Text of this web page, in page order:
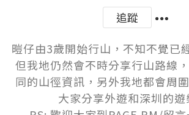
追蹤
暟仔由3歲開始行山，不知不覺已
但我地仍然會不時分享行山路線
同的山徑資訊，另外我地都會周
大家分享外遊和深圳的遊